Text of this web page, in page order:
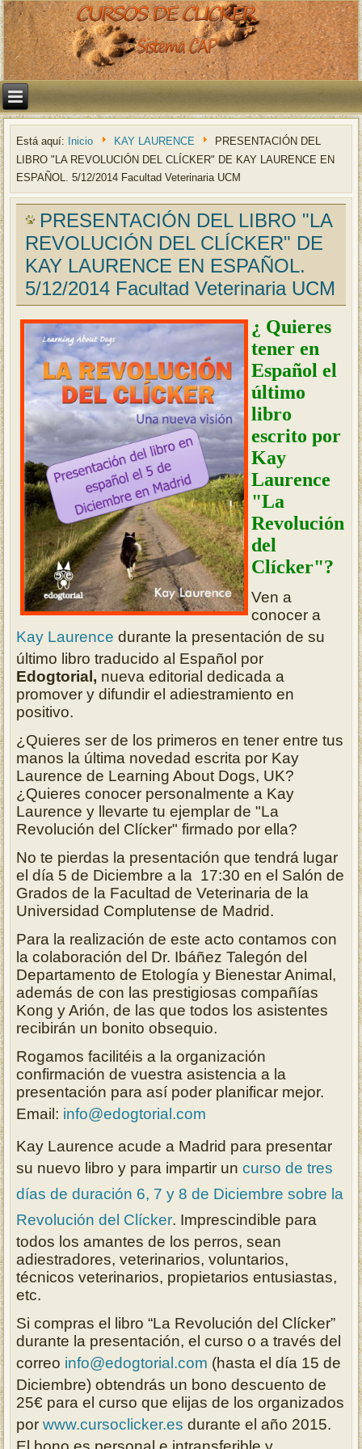
Está aquí: Inicio KAY LAURENCE
PRESENTACIÓN DEL
LIBRO "LA REVOLUCIÓN DEL CLÍCKER" DE KAY LAURENCE EN
ESPAÑOL. 5/12/2014 Facultad Veterinaria UCM
PRESENTACIÓN DEL LIBRO "LA
REVOLUCIÓN DEL CLÍCKER" DE
KAY LAURENCE EN ESPAÑOL.
5/12/2014 Facultad Veterinaria UCM
¿ Quieres
tener en
Español el
último
libro
escrito por
Kay
Laurence
"La
Revolución
del
Clícker"?
Ven a
conocer a
Kay Laurence durante la presentación de su
último libro traducido al Español por
Edogtorial, nueva editorial dedicada a
promover y difundir el adiestramiento en
positivo.
¿Quieres ser de los primeros en tener entre tus
manos la última novedad escrita por Kay
Laurence de Learning About Dogs, UK?
¿Quieres conocer personalmente a Kay
Laurence y llevarte tu ejemplar de "La
Revolución del Clícker" firmado por ella?
No te pierdas la presentación que tendrá lugar
el día 5 de Diciembre a la 17:30 en el Salón de
Grados de la Facultad de Veterinaria de la
Universidad Complutense de Madrid.
Para la realización de este acto contamos con
la colaboración del Dr. Ibáñez Talegón del
Departamento de Etología y Bienestar Animal,
además de con las prestigiosas compañías
Kong y Arión, de las que todos los asistentes
recibirán un bonito obsequio.
Rogamos facilitéis a la organización
confirmación de vuestra asistencia a la
presentación para así poder planificar mejor.
Email: info@edogtorial.com
Kay Laurence acude a Madrid para presentar
su nuevo libro y para impartir uncurso de tres
días de duración 6, 7 y 8 de Diciembre sobre la
Revolución del Clícker. Imprescindible para
todos los amantes de los perros, sean
adiestradores, veterinarios, voluntarios,
técnicos veterinarios, propietarios entusiastas,
etc.
Si compras el libro “La Revolución del Clícker”
durante la presentación, el curso o a través del
correo info@edogtorial.com (hasta el día 15 de
Diciembre) obtendrás un bono descuento de
25€ para el curso que elijas de los organizados
porwww.cursoclicker.es durante el año 2015.